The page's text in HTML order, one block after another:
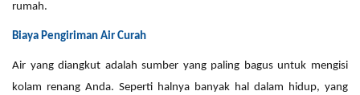
rumah.
Biaya Pengiriman Air Curah
Air yang diangkut adalah sumber yang paling bagusuntuk mengisi
kolam renang Anda. Seperti halnya banyak hal dalam hidup, yang